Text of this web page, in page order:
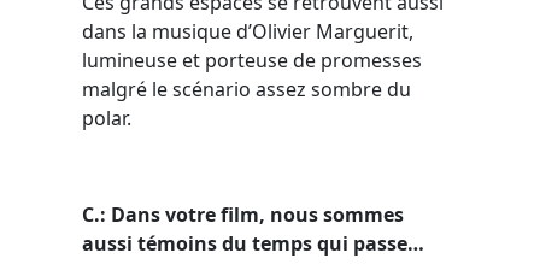
dans la musique d’Olivier Marguerit,
lumineuse et porteuse de promesses
malgré le scénario assez sombre du
polar.
C.: Dans votre film, nous sommes
aussi témoins du temps qui passe…